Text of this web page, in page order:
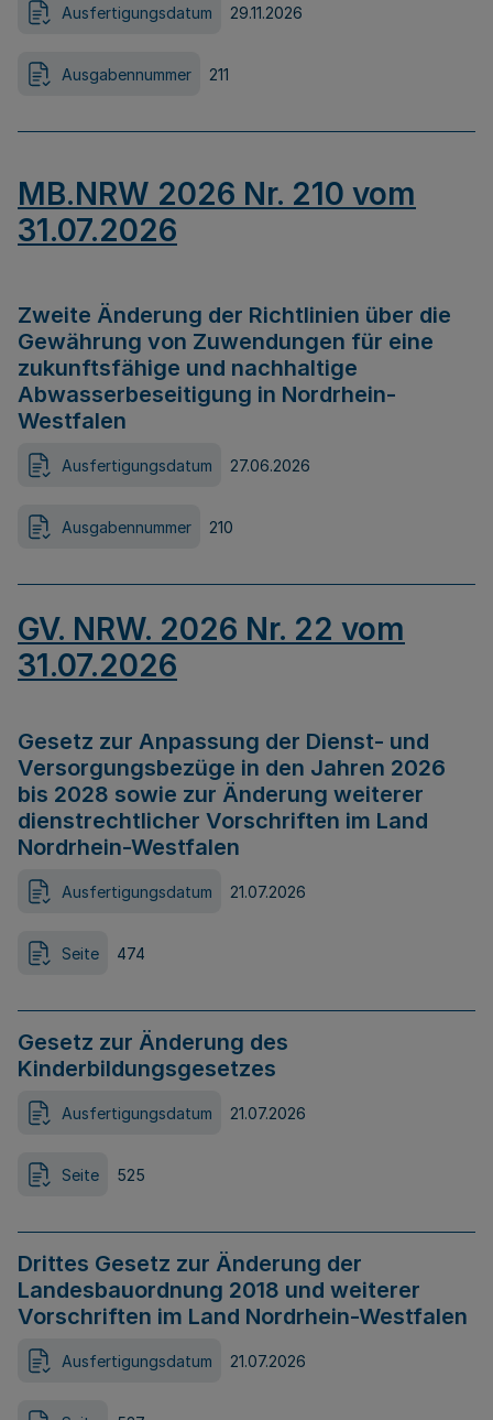
Ausfertigungsdatum 29.11.2026
Ausgabennummer 211
MB.NRW 2026 Nr. 210 vom
31.07.2026
Zweite Änderung der Richtlinien über die
Gewährung von Zuwendungen für eine
zukunftsfähige und nachhaltige
Abwasserbeseitigung in Nordrhein-
Westfalen
Ausfertigungsdatum 27.06.2026
Ausgabennummer 210
GV. NRW. 2026 Nr. 22 vom
31.07.2026
Gesetz zur Anpassung der Dienst- und
Versorgungsbezüge in den Jahren 2026
bis 2028 sowie zur Änderung weiterer
dienstrechtlicher Vorschriften im Land
Nordrhein-Westfalen
Ausfertigungsdatum 21.07.2026
Seite 474
Gesetz zur Änderung des
Kinderbildungsgesetzes
Ausfertigungsdatum 21.07.2026
Seite 525
Drittes Gesetz zur Änderung der
Landesbauordnung 2018 und weiterer
Vorschriften im Land Nordrhein-Westfalen
Ausfertigungsdatum 21.07.2026